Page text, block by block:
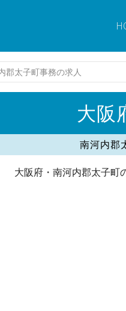
郡太子町事務の求人
大阪
南河内郡
大阪府・南河内郡太子町